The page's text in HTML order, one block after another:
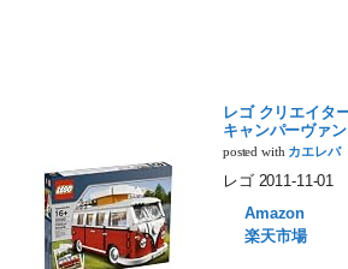
レゴ クリエイタ
キャンパーヴァ
posted with カエレバ
レゴ 2011-11-01
Amazon
楽天市場